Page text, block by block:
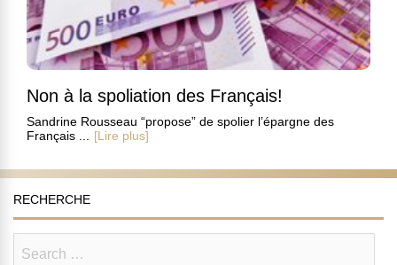
Non à la spoliation des Français!
Sandrine Rousseau “propose” de spolier l’épargne des
Français ... [Lire plus]
RECHERCHE